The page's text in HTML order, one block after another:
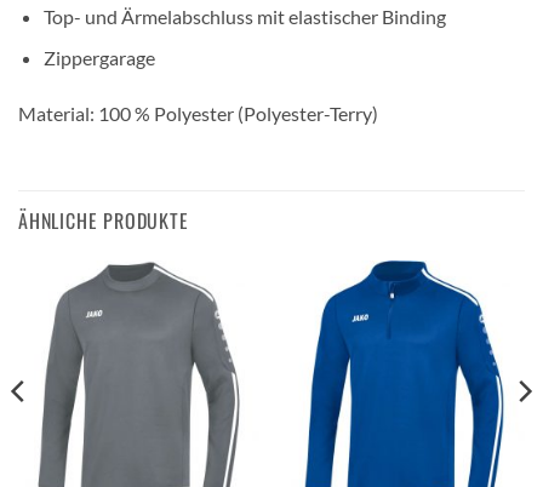
Top- und Ärmelabschluss mit elastischer Binding
Zippergarage
Material: 100 % Polyester (Polyester-Terry)
ÄHNLICHE PRODUKTE